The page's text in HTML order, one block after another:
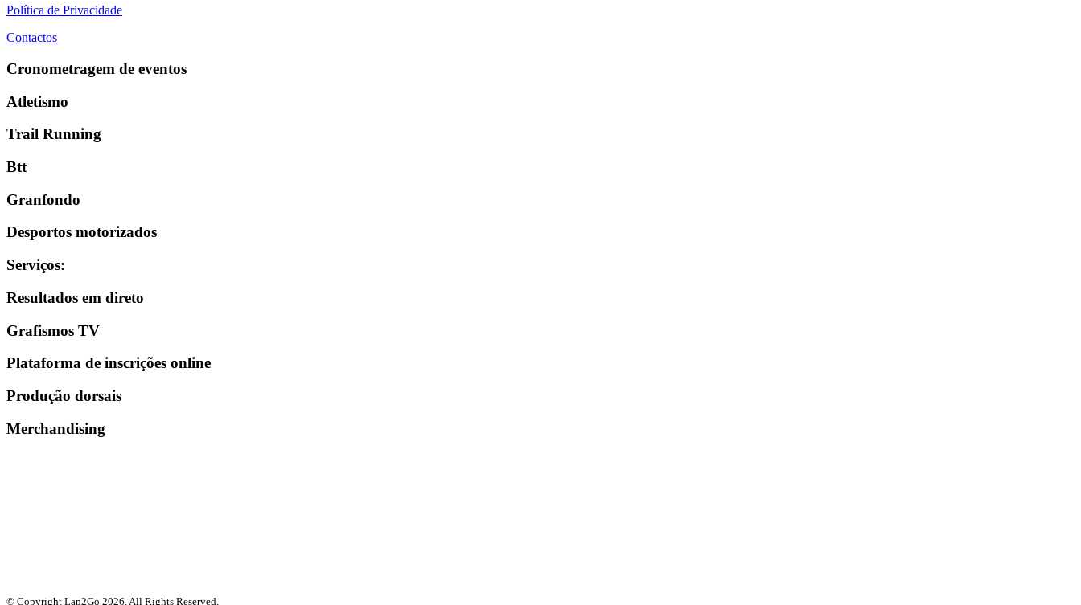
Política de Privacidade
Contactos
Cronometragem de eventos
Atletismo
Trail Running
Btt
Granfondo
Desportos motorizados
Serviços:
Resultados em direto
Grafismos TV
Plataforma de inscrições online
Produção dorsais
Merchandising
© Copyright Lap2Go 2026. All Rights Reserved.